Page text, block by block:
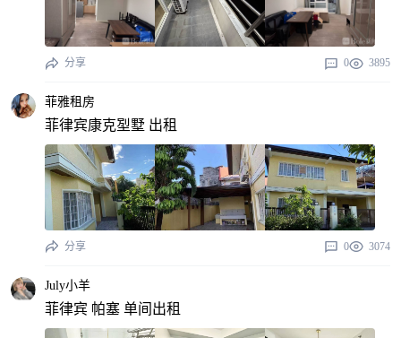
分享 0 3895
菲雅租房
菲律宾康克𡋾墅 出租
分享 0 3074
July小羊
菲律宾 帕塞 单间出租